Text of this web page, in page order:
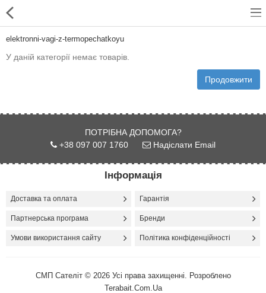
Професійний посуд
Системи кондиціонування
Клінінгове обладнання і
професійна хімія
водопідготовки
elektronni-vagi-z-termopechatkoyu
У даній категорії немає товарів.
Продовжити
ПОТРІБНА ДОПОМОГА?
+38 097 007 1760
Надіслати Email
Інформація
Доставка та оплата Гарантія
Партнерська програма Бренди
Умови використання сайту Політика конфіденційності
СМП Сателіт © 2026 Усі права захищенні. Розроблено
Terabait.Com.Ua